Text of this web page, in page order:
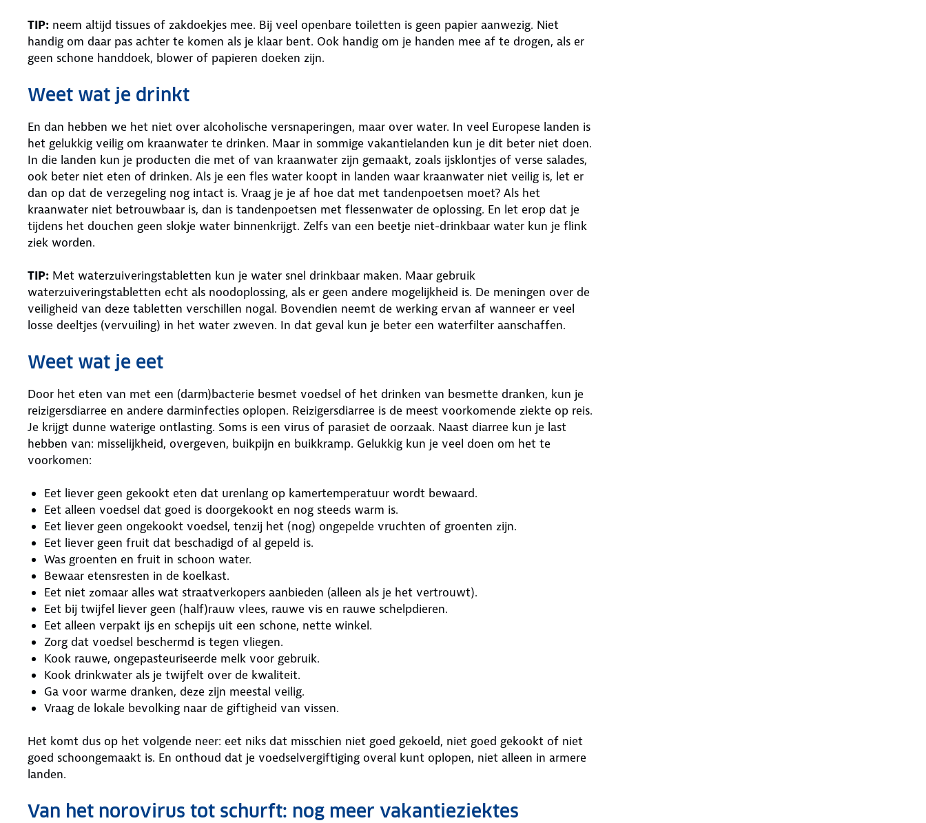
TIP: neem altijd tissues of zakdoekjes mee. Bij veel openbare toiletten is geen papier aanwezig. Niet
handig om daar pas achter te komen als je klaar bent. Ook handig om je handen mee af te drogen, als er
geen schone handdoek, blower of papieren doeken zijn.
Weet wat je drinkt
En dan hebben we het niet over alcoholische versnaperingen, maar over water. In veel Europese landen is
het gelukkig veilig om kraanwater te drinken. Maar in sommige vakantielanden kun je dit beter niet doen.
In die landen kun je producten die met of van kraanwater zijn gemaakt, zoals ijsklontjes of verse salades,
ook beter niet eten of drinken. Als je een fles water koopt in landen waar kraanwater niet veilig is, let er
dan op dat de verzegeling nog intact is. Vraag je je af hoe dat met tandenpoetsen moet? Als het
kraanwater niet betrouwbaar is, dan is tandenpoetsen met flessenwater de oplossing. En let erop dat je
tijdens het douchen geen slokje water binnenkrijgt. Zelfs van een beetje niet-drinkbaar water kun je flink
ziek worden.
TIP: Met waterzuiveringstabletten kun je water snel drinkbaar maken. Maar gebruik
waterzuiveringstabletten echt als noodoplossing, als er geen andere mogelijkheid is. De meningen over de
veiligheid van deze tabletten verschillen nogal. Bovendien neemt de werking ervan af wanneer er veel
losse deeltjes (vervuiling) in het water zweven. In dat geval kun je beter een waterfilter aanschaffen.
Weet wat je eet
Door het eten van met een (darm)bacterie besmet voedsel of het drinken van besmette dranken, kun je
reizigersdiarree en andere darminfecties oplopen. Reizigersdiarree is de meest voorkomende ziekte op reis.
Je krijgt dunne waterige ontlasting. Soms is een virus of parasiet de oorzaak. Naast diarree kun je last
hebben van: misselijkheid, overgeven, buikpijn en buikkramp. Gelukkig kun je veel doen om het te
voorkomen:
Eet liever geen gekookt eten dat urenlang op kamertemperatuur wordt bewaard.
Eet alleen voedsel dat goed is doorgekookt en nog steeds warm is.
Eet liever geen ongekookt voedsel, tenzij het (nog) ongepelde vruchten of groenten zijn.
Eet liever geen fruit dat beschadigd of al gepeld is.
Was groenten en fruit in schoon water.
Bewaar etensresten in de koelkast.
Eet niet zomaar alles wat straatverkopers aanbieden (alleen als je het vertrouwt).
Eet bij twijfel liever geen (half)rauw vlees, rauwe vis en rauwe schelpdieren.
Eet alleen verpakt ijs en schepijs uit een schone, nette winkel.
Zorg dat voedsel beschermd is tegen vliegen.
Kook rauwe, ongepasteuriseerde melk voor gebruik.
Kook drinkwater als je twijfelt over de kwaliteit.
Ga voor warme dranken, deze zijn meestal veilig.
Vraag de lokale bevolking naar de giftigheid van vissen.
Het komt dus op het volgende neer: eet niks dat misschien niet goed gekoeld, niet goed gekookt of niet
goed schoongemaakt is. En onthoud dat je voedselvergiftiging overal kunt oplopen, niet alleen in armere
landen.
Van het norovirus tot schurft: nog meer vakantieziektes